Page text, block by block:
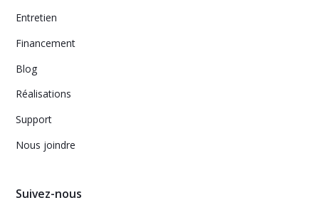
Entretien
Financement
Blog
Réalisations
Support
Nous joindre
Suivez-nous